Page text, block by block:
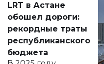
документ
появился в базе
нормативных
правовых актов и
на сайте маслихат
LRT в Астане
обошел дороги:
рекордные траты
республиканского
бюджета